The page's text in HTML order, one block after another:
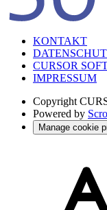
KONTAKT
CURSOR
IMPRESSUM
Copyright
Powered by
Manage cookie